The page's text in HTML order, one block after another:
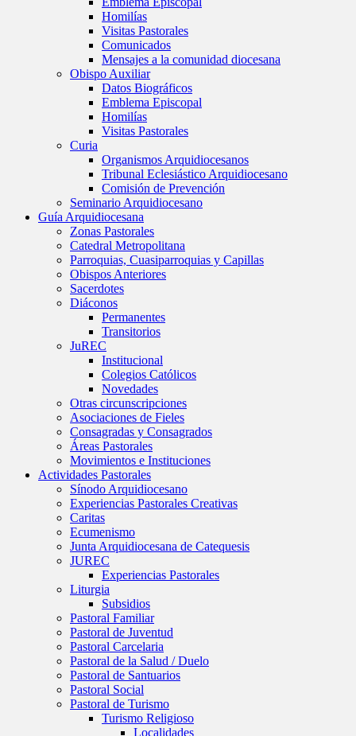
Homilías
Visitas Pastorales
Comunicados
Mensajes a la comunidad diocesana
Obispo Auxiliar
Datos Biográficos
Emblema Episcopal
Homilías
Visitas Pastorales
Curia
Organismos Arquidiocesanos
Tribunal Eclesiástico Arquidiocesano
Comisión de Prevención
Seminario Arquidiocesano
Guía Arquidiocesana
Zonas Pastorales
Catedral Metropolitana
Parroquias, Cuasiparroquias y Capillas
Obispos Anteriores
Sacerdotes
Diáconos
Permanentes
Transitorios
JuREC
Institucional
Colegios Católicos
Novedades
Otras circunscripciones
Asociaciones de Fieles
Consagradas y Consagrados
Áreas Pastorales
Movimientos e Instituciones
Actividades Pastorales
Sínodo Arquidiocesano
Experiencias Pastorales Creativas
Caritas
Ecumenismo
Junta Arquidiocesana de Catequesis
JUREC
Experiencias Pastorales
Liturgia
Subsidios
Pastoral Familiar
Pastoral de Juventud
Pastoral Carcelaria
Pastoral de la Salud / Duelo
Pastoral de Santuarios
Pastoral Social
Pastoral de Turismo
Turismo Religioso
Localidades